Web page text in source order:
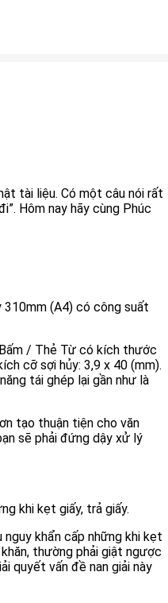
tài liệu. Có một câu nói rất
Hôm nay hãy cùng Phúc
310mm (A4) có công suất
/ Thẻ Từ có kích thước
cỡ sợi hủy: 3,9 x 40 (mm).
tái ghép lại gần như là
tạo thuận tiện cho văn
sẽ phải đứng dậy xử lý
khi kẹt giấy, trả giấy.
khẩn cấp những khi kẹt
thường phải giật ngược
quyết vấn đề nan giải này